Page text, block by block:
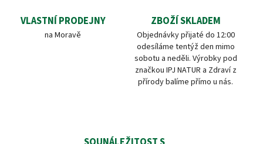
VLASTNÍ PRODEJNY
na Moravě
ZBOŽÍ SKLADEM
Objednávky přijaté do 12:00
odesíláme tentýž den mimo
sobotu a neděli. Výrobky pod
značkou IPJ NATUR a Zdraví z
přírody balíme přímo u nás.